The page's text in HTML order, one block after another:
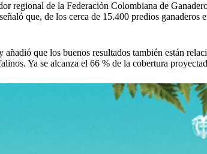
regional de la Federación Colombiana de
que, de los cerca de 15.400 predios ganaderos
que los buenos resultados también están
Ya se alcanza el 66 % de la cobertura